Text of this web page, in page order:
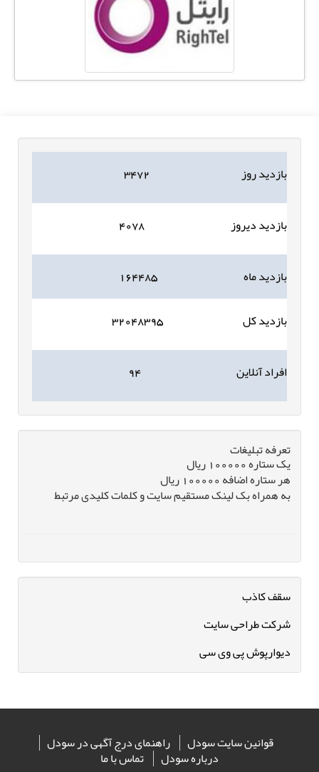
بازدید روز ۳۴۷۲
بازدید دیروز ۴۰۷۸
بازدید ماه
۱۶۴۴۸۵
بازدید کل
۳۲۰۴۸۳۹۵
افراد آنلاین ۹۴
تعرفه تبلیغات
یک ستاره 100000 ریال
هر ستاره اضافه 100000 ریال
به همراه بک لینک مستقیم سایت و کلمات کلیدی مرتبط
سقف کاذب
شرکت طراحی سایت
دیوارپوش پی وی سی
قوانین سایت سودل راهنمای درج آگهی در سودل
درباره سودل تماس با ما